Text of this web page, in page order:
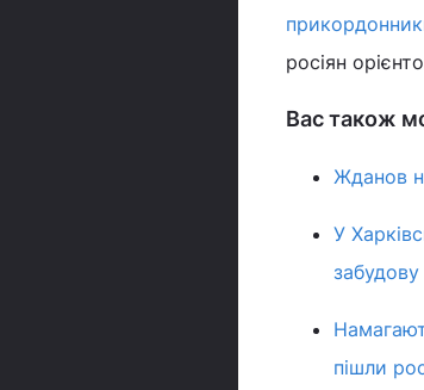
росіян
Вас також
Жданов
У
забудову
пішли